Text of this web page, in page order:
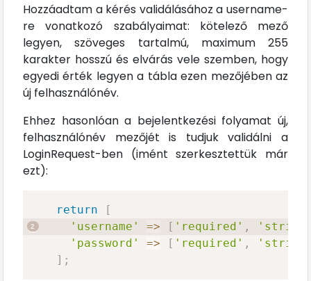
Hozzáadtam a kérés validálásához a username-
re vonatkozó szabályaimat: kötelező mező
legyen, szöveges tartalmú, maximum 255
karakter hosszú és elvárás vele szemben, hogy
egyedi érték legyen a tábla ezen mezőjében az
új felhasználónév.
Ehhez hasonlóan a bejelentkezési folyamat új,
felhasználónév mezőjét is tudjuk validálni a
LoginRequest-ben (imént szerkesztettük már
ezt):
return
[
'username'
=> [ 'required' ,
'password'
=> [ 'required' ,
] ;